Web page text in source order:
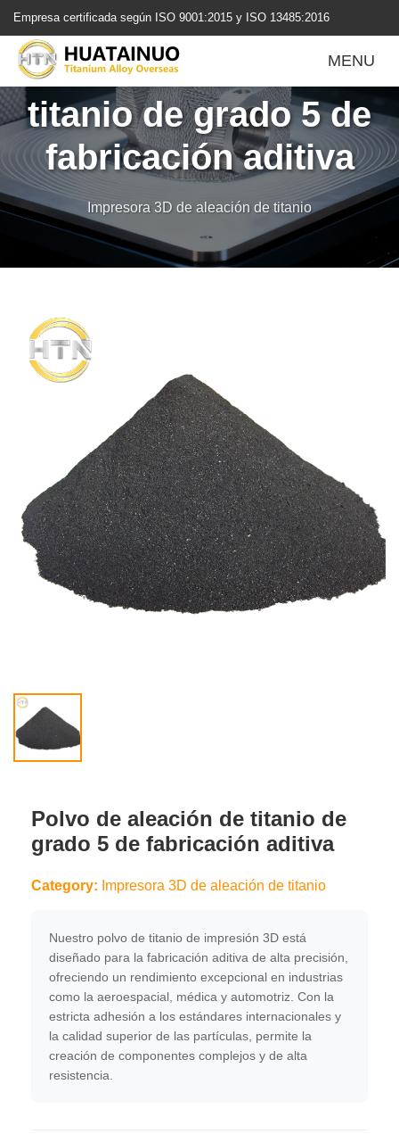
转
容
Empresa certificada según ISO 9001:2015 y ISO 13485:2016
MENU
Polvo de aleación de
titanio de grado 5 de
fabricación aditiva
Impresora 3D de aleación de titanio
Polvo de aleación de titanio de
grado 5 de fabricación aditiva
Category: Impresora 3D de aleación de titanio
Nuestro polvo de titanio de impresión 3D está
diseñado para la fabricación aditiva de alta precisión,
ofreciendo un rendimiento excepcional en industrias
como la aeroespacial, médica y automotriz. Con la
estricta adhesión a los estándares internacionales y
la calidad superior de las partículas, permite la
creación de componentes complejos y de alta
resistencia.